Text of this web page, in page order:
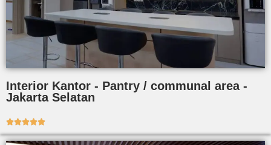
Interior Kantor - Pantry / communal area -
Jakarta Selatan
